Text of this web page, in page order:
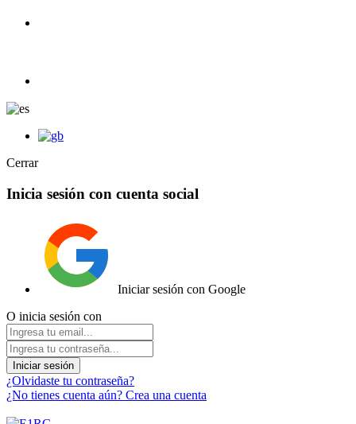
Cerrar
Inicia sesión con cuenta social
Iniciar sesión con Google
O inicia sesión con
Iniciar sesión
¿Olvidaste tu contraseña?
¿No tienes cuenta aún? Crea una cuenta